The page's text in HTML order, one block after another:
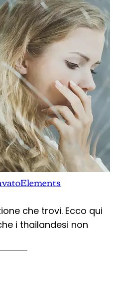
che trovi. Ecco qui
i thailandesi non